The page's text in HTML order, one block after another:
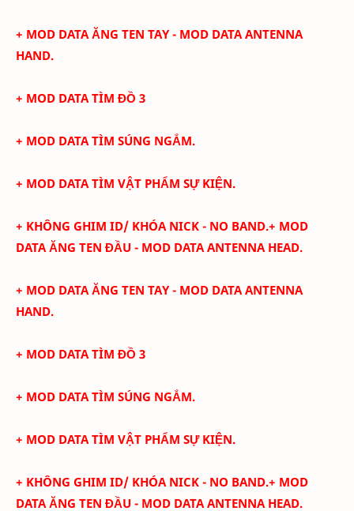
+ MOD DATA ĂNG TEN TAY - MOD DATA ANTENNA
HAND.
+ MOD DATA TÌM ĐỒ 3
+ MOD DATA TÌM SÚNG NGẮM.
+ MOD DATA TÌM VẬT PHẨM SỰ KIỆN.
+ KHÔNG GHIM ID/ KHÓA NICK - NO BAND.+ MOD
DATA ĂNG TEN ĐẦU - MOD DATA ANTENNA HEAD.
+ MOD DATA ĂNG TEN TAY - MOD DATA ANTENNA
HAND.
+ MOD DATA TÌM ĐỒ 3
+ MOD DATA TÌM SÚNG NGẮM.
+ MOD DATA TÌM VẬT PHẨM SỰ KIỆN.
+ KHÔNG GHIM ID/ KHÓA NICK - NO BAND.+ MOD
DATA ĂNG TEN ĐẦU - MOD DATA ANTENNA HEAD.